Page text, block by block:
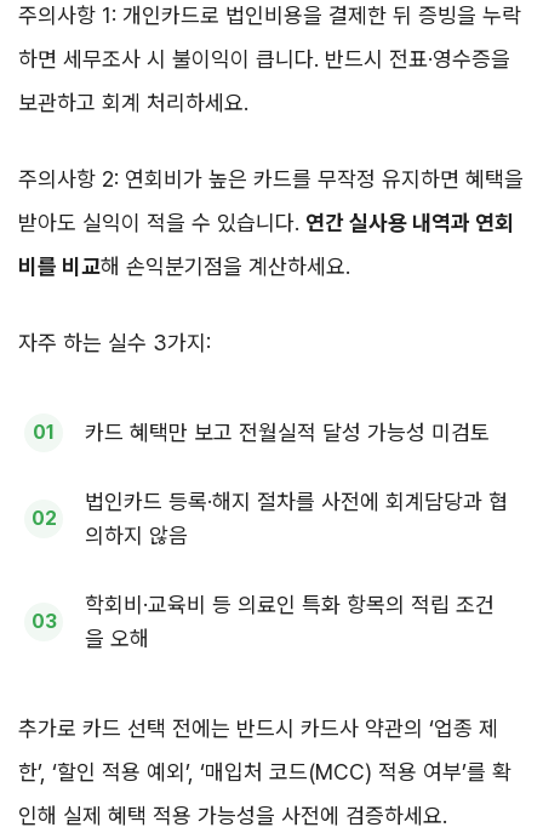
주의사항 1: 개인카드로 법인비용을 결제한 뒤 증빙을 누락
하면 세무조사 시 불이익이 큽니다. 반드시 전표·영수증을
보관하고 회계 처리하세요.
주의사항 2: 연회비가 높은 카드를 무작정 유지하면 혜택을
받아도 실익이 적을 수 있습니다. 연간 실사용 내역과 연회
비를 비교해 손익분기점을 계산하세요.
자주 하는 실수 3가지:
카드 혜택만 보고 전월실적 달성 가능성 미검토
법인카드 등록·해지 절차를 사전에 회계담당과 협
의하지 않음
학회비·교육비 등 의료인 특화 항목의 적립 조건
을 오해
추가로 카드 선택 전에는 반드시 카드사 약관의 ‘업종 제
한’, ‘할인 적용 예외’, ‘매입처 코드(MCC) 적용 여부’를 확
인해 실제 혜택 적용 가능성을 사전에 검증하세요.